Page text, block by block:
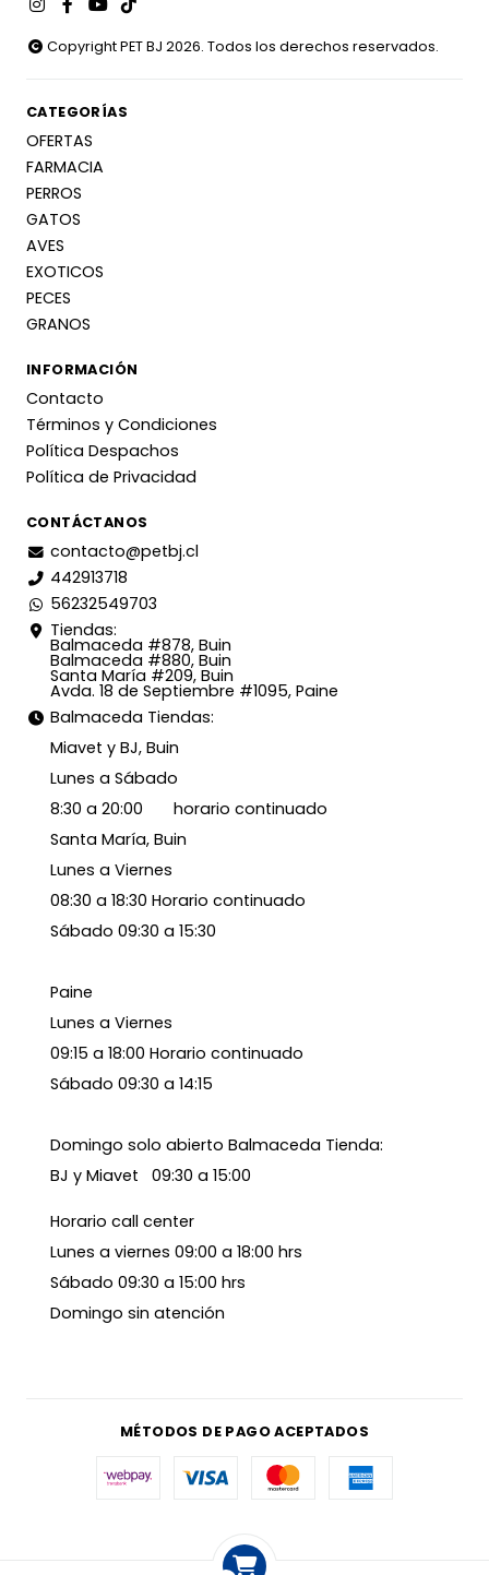
Copyright PET BJ 2026. Todos los derechos reservados.
CATEGORÍAS
OFERTAS
FARMACIA
PERROS
GATOS
AVES
EXOTICOS
PECES
GRANOS
INFORMACIÓN
Contacto
Términos y Condiciones
Política Despachos
Política de Privacidad
CONTÁCTANOS
contacto@petbj.cl
442913718
56232549703
Tiendas:
Balmaceda #878, Buin
Balmaceda #880, Buin
Santa María #209, Buin
Avda. 18 de Septiembre #1095, Paine
Balmaceda Tiendas:
Miavet y BJ, Buin
Lunes a Sábado
8:30 a 20:00 horario continuado
Santa María, Buin
Lunes a Viernes
08:30 a 18:30 Horario continuado
Sábado 09:30 a 15:30
Paine
Lunes a Viernes
09:15 a 18:00 Horario continuado
Sábado 09:30 a 14:15
Domingo solo abierto Balmaceda Tienda:
BJ y Miavet 09:30 a 15:00
Horario call center
Lunes a viernes 09:00 a 18:00 hrs
Sábado 09:30 a 15:00 hrs
Domingo sin atención
MÉTODOS DE PAGO ACEPTADOS